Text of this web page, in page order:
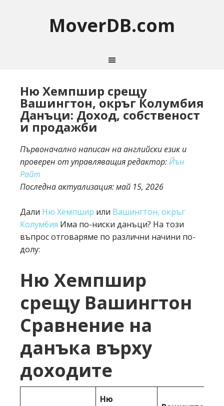
MoverDB.com
Ню Хемпшир срещу
Вашингтон, окръг Колумбия
Данъци: Доход, собственост
и продажби
Първоначално написан на английски език и
проверен от управляващия редактор:Йън
Райт
Последна актуализация:май 15, 2026
Дали Ню Хемпшир или Вашингтон, окръг
Колумбия Има по-ниски данъци? На този
въпрос отговаряме по различни начини по-
долу:
Ню Хемпшир
срещу Вашингтон
Сравнение на
данъка върху
доходите
Ню